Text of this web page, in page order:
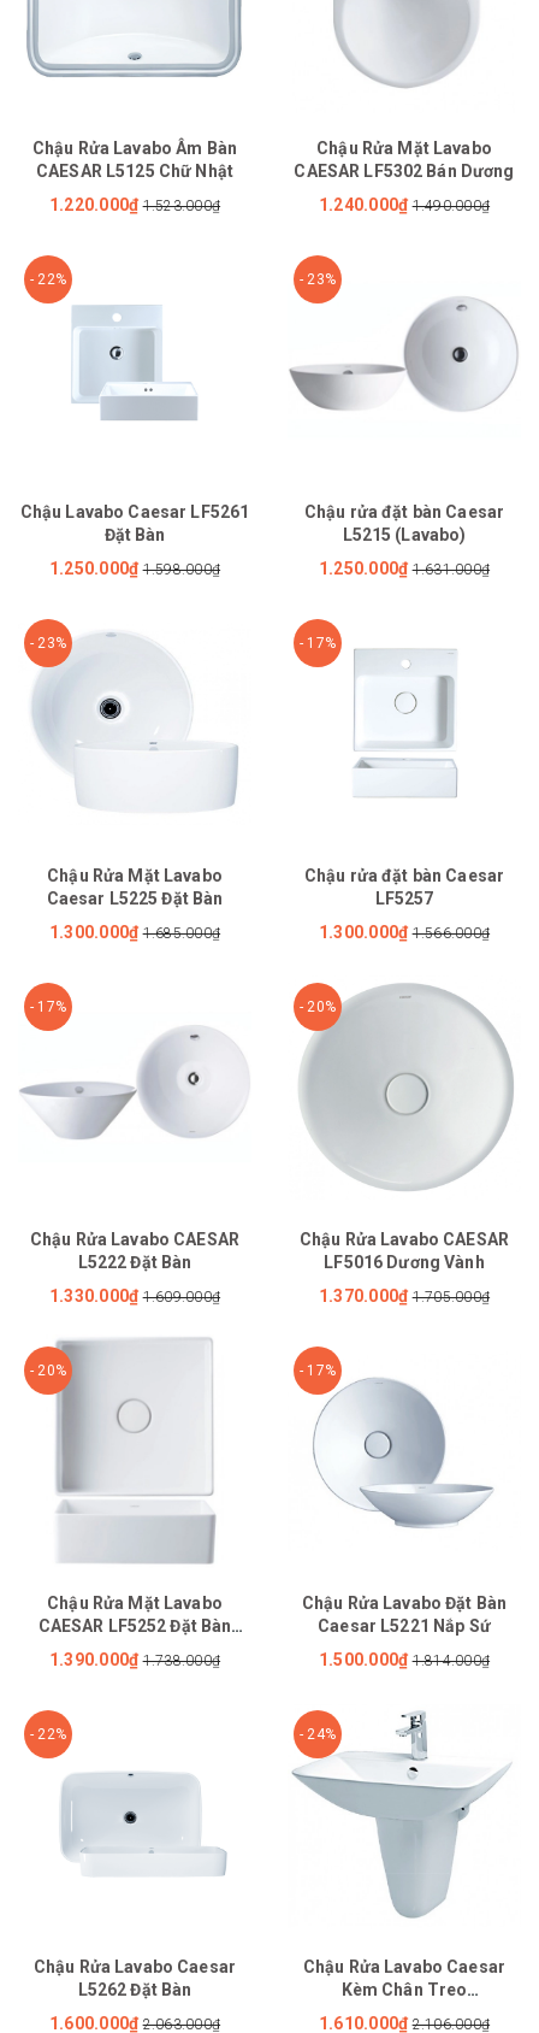
Chậu Rửa Lavabo Âm Bàn
CAESAR L5125 Chữ Nhật
1.220.000₫ 1.523.000₫
Chậu Rửa Mặt Lavabo
CAESAR LF5302 Bán Dương
1.240.000₫ 1.490.000₫
- 22%
Chậu Lavabo Caesar LF5261
Đặt Bàn
1.250.000₫ 1.598.000₫
- 23%
Chậu rửa đặt bàn Caesar
L5215 (Lavabo)
1.250.000₫ 1.631.000₫
- 23%
Chậu Rửa Mặt Lavabo
Caesar L5225 Đặt Bàn
1.300.000₫ 1.685.000₫
- 17%
Chậu rửa đặt bàn Caesar
LF5257
1.300.000₫ 1.566.000₫
- 17%
Chậu Rửa Lavabo CAESAR
L5222 Đặt Bàn
1.330.000₫ 1.609.000₫
- 20%
Chậu Rửa Lavabo CAESAR
LF5016 Dương Vành
1.370.000₫ 1.705.000₫
- 20%
Chậu Rửa Mặt Lavabo
CAESAR LF5252 Đặt Bàn
Vuông
1.390.000₫ 1.738.000₫
- 17%
Chậu Rửa Lavabo Đặt Bàn
Caesar L5221 Nắp Sứ
1.500.000₫ 1.814.000₫
- 22%
Chậu Rửa Lavabo Caesar
L5262 Đặt Bàn
1.600.000₫ 2.063.000₫
- 24%
Chậu Rửa Lavabo Caesar
Kèm Chân Treo
L2365/P2443
1.610.000₫ 2.106.000₫